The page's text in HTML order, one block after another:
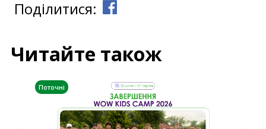
Поділитися:
Читайте також
Поточні